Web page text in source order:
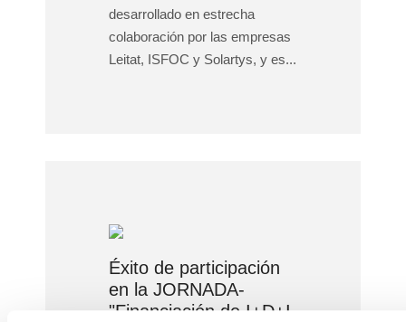
desarrollado en estrecha
colaboración por las empresas
Leitat, ISFOC y Solartys, y es...
Éxito de participación
en la JORNADA-
"Financiación de I+D+I